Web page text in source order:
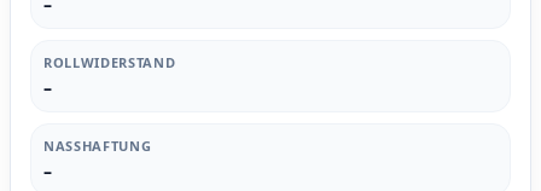
ROLLWIDERSTAND
–
NASSHAFTUNG
–